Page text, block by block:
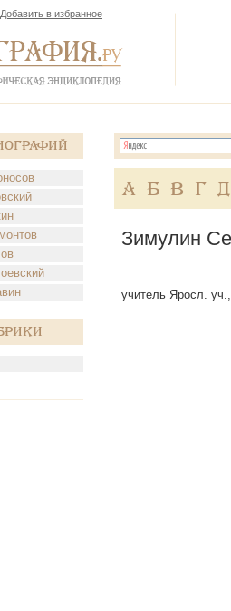
Добавить в избранное
А Б В Г Д
Зимулин
учитель Яросл.